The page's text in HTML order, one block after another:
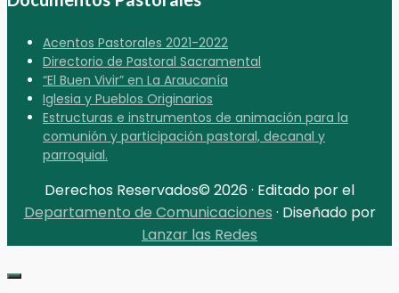
Acentos Pastorales 2021-2022
Directorio de Pastoral Sacramental
“El Buen Vivir” en La Araucanía
Iglesia y Pueblos Originarios
Estructuras e instrumentos de animación para la
comunión y participación pastoral, decanal y
parroquial.
Derechos Reservados© 2026 · Editado por el
Departamento de Comunicaciones · Diseñado por
Lanzar las Redes